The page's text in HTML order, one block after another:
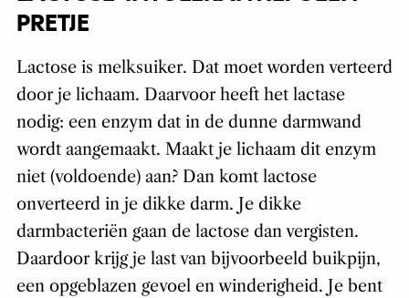
PRETJE
Lactose is melksuiker. Dat moet worden verteerd
door je lichaam. Daarvoor heeft het lactase
nodig: een enzym dat in de dunne darmwand
wordt aangemaakt. Maakt je lichaam dit enzym
niet (voldoende) aan? Dan komt lactose
onverteerd in je dikke darm. Je dikke
darmbacteriën gaan de lactose dan vergisten.
Daardoor krijg je last van bijvoorbeeld buikpijn,
een opgeblazen gevoel en winderigheid. Je bent